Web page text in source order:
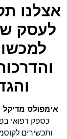
לעסק
אימפולס מדיקל
כספק רפואי
ותכשירים